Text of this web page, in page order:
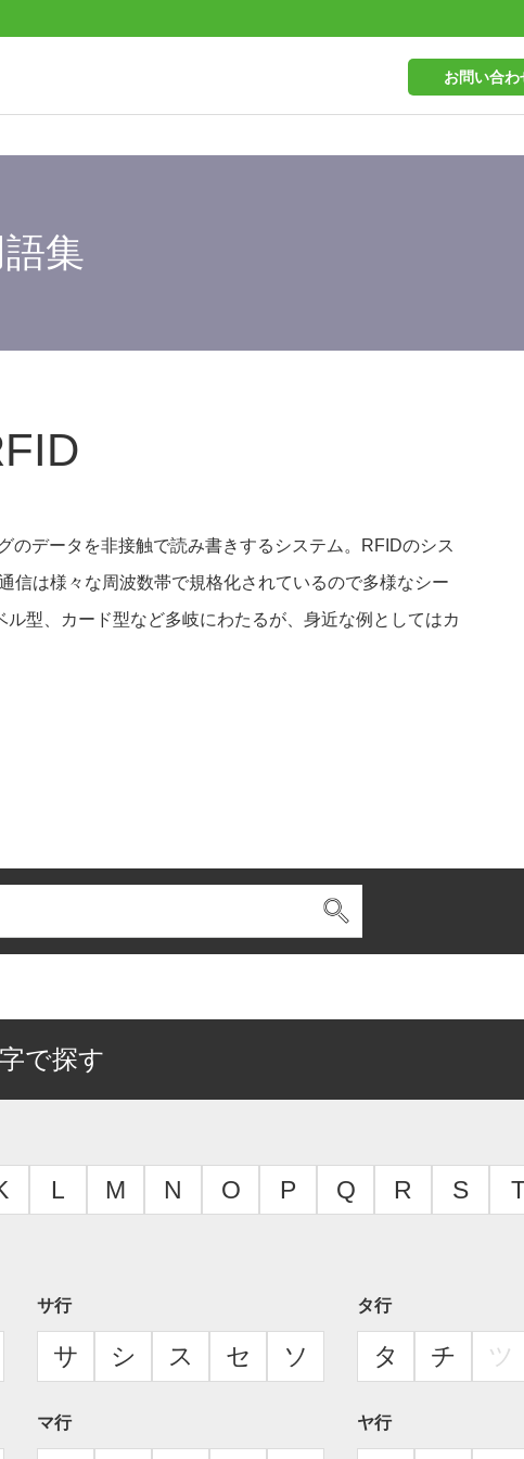
お問い合わ
語集
のデータを非接触で読み書きするシステム。RFIDのシス
信は様々な周波数帯で規格化されているので多様なシー
型、カード型など多岐にわたるが、身近な例としてはカ
で探す
L M N O P Q R S
サ行
サ シ ス セ ソ
タ行
タ チ ツ
マ行 ヤ行